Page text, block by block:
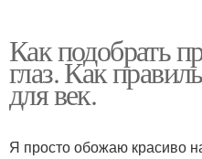
Как подобрать
глаз. Как
для век.
Я просто обожаю красиво